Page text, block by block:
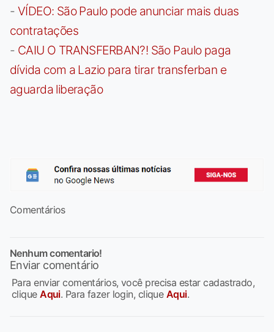
- VÍDEO: São Paulo pode anunciar mais duas
contratações
- CAIU O TRANSFERBAN?! São Paulo paga
dívida com a Lazio para tirar transferban e
aguarda liberação
Comentários
Nenhum comentario!
Enviar comentário
Para enviar comentários, você precisa estar cadastrado,
cliqueAqui. Para fazer login, clique Aqui.